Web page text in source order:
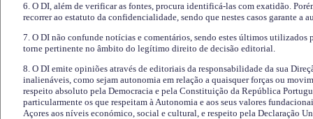
6. O DI, além de verificar as fontes, procura identificá-las com exatidão.
recorrer ao estatuto da confidencialidade, sendo que nestes casos garante a
7. O DI não confunde notícias e comentários, sendo estes últimos utilizados
torne pertinente no âmbito do legítimo direito de decisão editorial.
8. O DI emite opiniões através de editoriais da responsabilidade da sua
inalienáveis, como sejam autonomia em relação a quaisquer forças ou
respeito absoluto pela Democracia e pela Constituição da República
particularmente os que respeitam à Autonomia e aos seus valores
Açores aos níveis económico, social e cultural, e respeito pela Declaração